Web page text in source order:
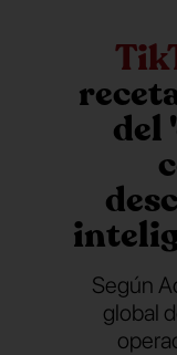
del
Según
global